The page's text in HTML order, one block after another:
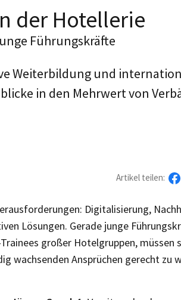
der Hotellerie
Führungskräfte
Weiterbildung und
in den Mehrwert von
Artikel teilen:
Digitalisierung,
Lösungen. Gerade junge
großer Hotelgruppen, müssen
wachsenden Ansprüchen gerecht zu